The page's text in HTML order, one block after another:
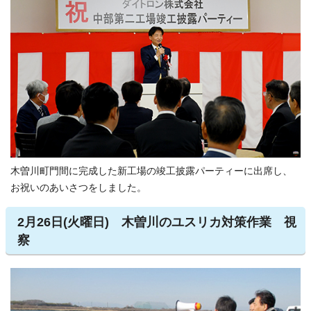
木曽川町門間に完成した新工場の竣工披露パーティーに出席し、
お祝いのあいさつをしました。
2月26日(火曜日) 木曽川のユスリカ対策作業 視
察